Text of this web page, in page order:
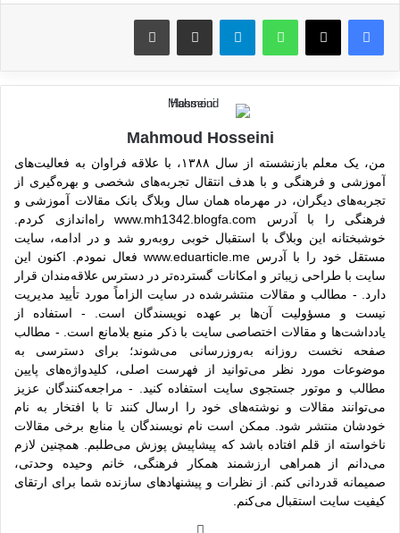
واتس آپ اشتراک گذاری از طریق ایمیل
Mahmoud Hosseini
من، یک معلم بازنشسته از سال ۱۳۸۸، با علاقه فراوان به فعالیت‌های
آموزشی و فرهنگی و با هدف انتقال تجربه‌های شخصی و بهره‌گیری از
تجربه‌های دیگران، در مهرماه همان سال وبلاگ بانک مقالات آموزشی و
فرهنگی را با آدرس www.mh1342.blogfa.com راه‌اندازی کردم.
خوشبختانه این وبلاگ با استقبال خوبی روبه‌رو شد و در ادامه، سایت
مستقل خود را با آدرس www.eduarticle.me فعال نمودم. اکنون این
سایت با طراحی زیباتر و امکانات گسترده‌تر در دسترس علاقه‌مندان قرار
دارد. - مطالب و مقالات منتشرشده در سایت الزاماً مورد تأیید مدیریت
نیست و مسؤولیت آن‌ها بر عهده نویسندگان است. - استفاده از
یادداشت‌ها و مقالات اختصاصی سایت با ذکر منبع بلامانع است. - مطالب
صفحه نخست روزانه به‌روزرسانی می‌شوند؛ برای دسترسی به
موضوعات مورد نظر می‌توانید از فهرست اصلی، کلیدواژه‌های پایین
مطالب و موتور جستجوی سایت استفاده کنید. - مراجعه‌کنندگان عزیز
می‌توانند مقالات و نوشته‌های خود را ارسال کنند تا با افتخار به نام
خودشان منتشر شود. ممکن است نام نویسندگان یا منابع برخی مقالات
ناخواسته از قلم افتاده باشد که پیشاپیش پوزش می‌طلبم. همچنین لازم
می‌دانم از همراهی ارزشمند همکار فرهنگی، خانم وحیده وحدتی،
صمیمانه قدردانی کنم. از نظرات و پیشنهادهای سازنده شما برای ارتقای
کیفیت سایت استقبال می‌کنم.